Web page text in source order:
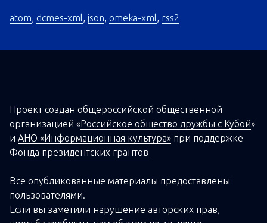
atom, dcmes-xml, json, omeka-xml, rss2
Проект создан общероссийской общественной
организацией «Российское общество дружбы с Кубой»
и АНО «Информационная культура» при поддержке
Фонда президентских грантов
Все опубликованные материалы предоставлены
пользователями.
Если вы заметили нарушение авторских прав,